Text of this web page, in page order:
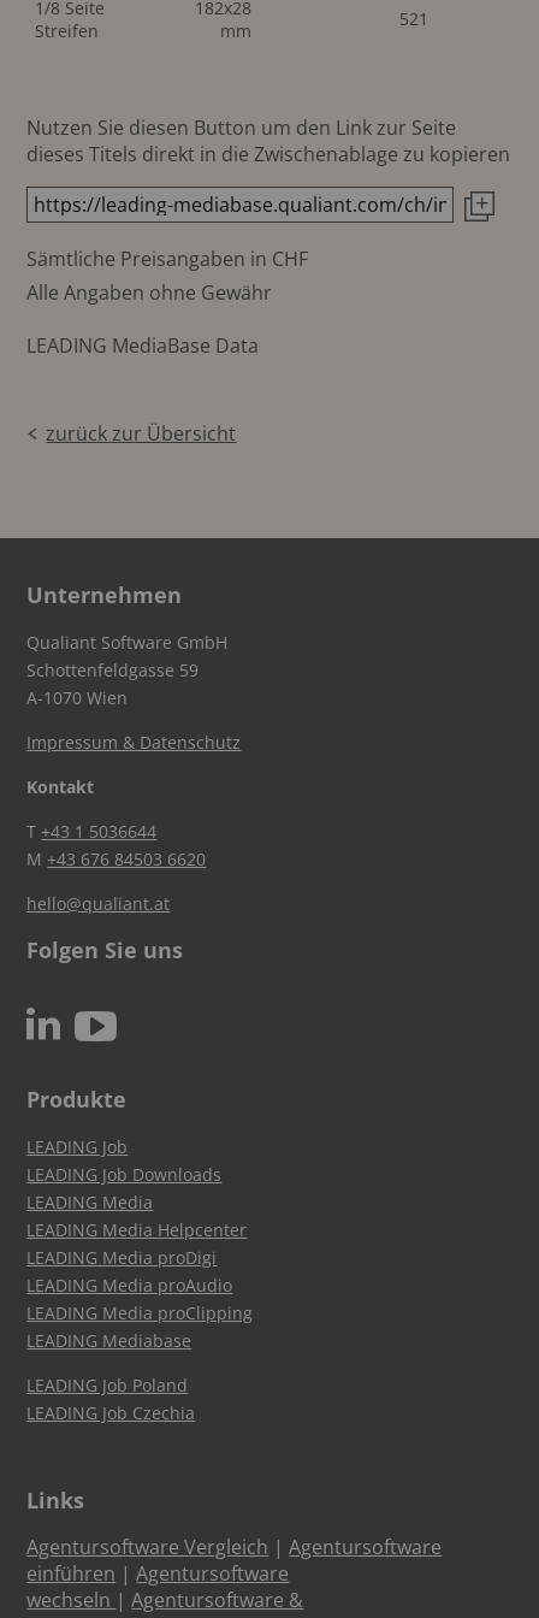
1/8 Seite
Streifen
182x28
mm
521
Nutzen Sie diesen Button um den Link zur Seite
dieses Titels direkt in die Zwischenablage zu kopieren
Sämtliche Preisangaben in CHF
Alle Angaben ohne Gewähr
LEADING MediaBase Data
zurück zur Übersicht
Unternehmen
Qualiant Software GmbH
Schottenfeldgasse 59
A-1070 Wien
Impressum & Datenschutz
Kontakt
T+43 1 5036644
M+43 676 84503 6620
hello@qualiant.at
Folgen Sie uns
N c
Produkte
LEADING Job
LEADING Job Downloads
LEADING Media
LEADING Media Helpcenter
LEADING Media proDigi
LEADING Media proAudio
LEADING Media proClipping
LEADING Mediabase
LEADING Job Poland
LEADING Job Czechia
Links
Agentursoftware Vergleich |Agentursoftware
einführen |Agentursoftware
wechseln |Agentursoftware &